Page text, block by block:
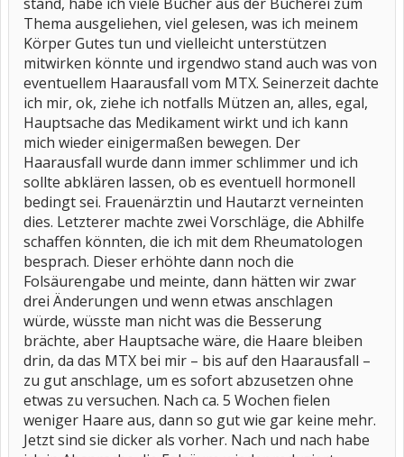
Thema ausgeliehen, viel gelesen, was ich meinem
Körper Gutes tun und vielleicht unterstützen
mitwirken könnte und irgendwo stand auch was von
eventuellem Haarausfall vom MTX. Seinerzeit dachte
ich mir, ok, ziehe ich notfalls Mützen an, alles, egal,
Hauptsache das Medikament wirkt und ich kann
mich wieder einigermaßen bewegen. Der
Haarausfall wurde dann immer schlimmer und ich
sollte abklären lassen, ob es eventuell hormonell
bedingt sei. Frauenärztin und Hautarzt verneinten
dies. Letzterer machte zwei Vorschläge, die Abhilfe
schaffen könnten, die ich mit dem Rheumatologen
besprach. Dieser erhöhte dann noch die
Folsäurengabe und meinte, dann hätten wir zwar
drei Änderungen und wenn etwas anschlagen
würde, wüsste man nicht was die Besserung
brächte, aber Hauptsache wäre, die Haare bleiben
drin, da das MTX bei mir – bis auf den Haarausfall –
zu gut anschlage, um es sofort abzusetzen ohne
etwas zu versuchen. Nach ca. 5 Wochen fielen
weniger Haare aus, dann so gut wie gar keine mehr.
Jetzt sind sie dicker als vorher. Nach und nach habe